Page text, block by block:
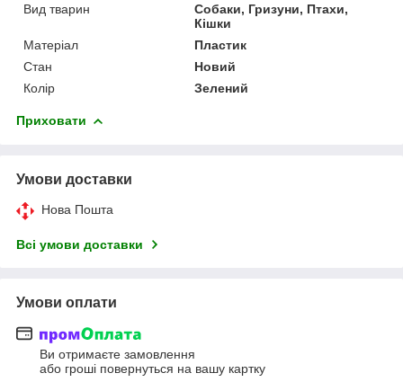
Вид тварин
Собаки, Гризуни, Птахи,
Кішки
Матеріал
Пластик
Стан
Новий
Колір
Зелений
Приховати
Умови доставки
Нова Пошта
Всі умови доставки
Умови оплати
Ви отримаєте замовлення
або гроші повернуться на вашу картку